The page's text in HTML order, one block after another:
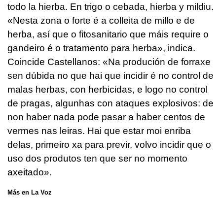
todo la hierba. En trigo o cebada, hierba y mildiu.
«Nesta zona o forte é a colleita de millo e de
herba, así que o fitosanitario que máis require o
gandeiro é o tratamento para herba», indica.
Coincide Castellanos: «Na produción de forraxe
sen dúbida no que hai que incidir é no control de
malas herbas, con herbicidas, e logo no control
de pragas, algunhas con ataques explosivos: de
non haber nada pode pasar a haber centos de
vermes nas leiras. Hai que estar moi enriba
delas, primeiro xa para previr, volvo incidir que o
uso dos produtos ten que ser no momento
axeitado».
Más en La Voz